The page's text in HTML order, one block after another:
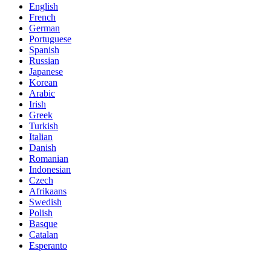
English
French
German
Portuguese
Spanish
Russian
Japanese
Korean
Arabic
Irish
Greek
Turkish
Italian
Danish
Romanian
Indonesian
Czech
Afrikaans
Swedish
Polish
Basque
Catalan
Esperanto